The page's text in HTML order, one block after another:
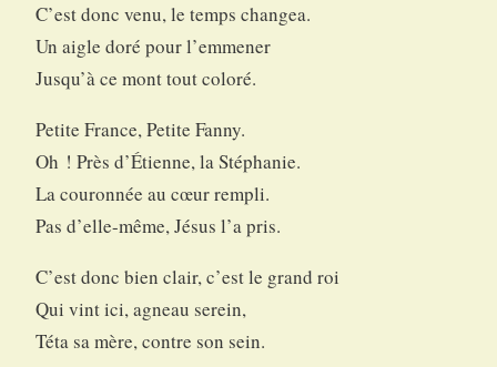
C’est donc venu, le temps changea.
Un aigle doré pour l’emmener
Jusqu’à ce mont tout coloré.
Petite France, Petite Fanny.
Oh ! Près d’Étienne, la Stéphanie.
La couronnée au cœur rempli.
Pas d’elle-même, Jésus l’a pris.
C’est donc bien clair, c’est le grand roi
Qui vint ici, agneau serein,
Téta sa mère, contre son sein.